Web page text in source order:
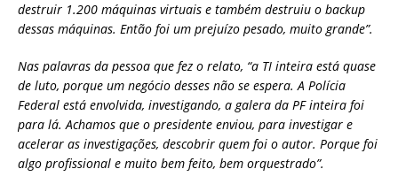
destruir 1.200 máquinas virtuais e também destruiu o backup
dessas máquinas. Então foi um prejuízo pesado, muito grande”.
Nas palavras da pessoa que fez o relato, “a TI inteira está quase
de luto, porque um negócio desses não se espera. A Polícia
Federal está envolvida, investigando, a galera da PF inteira foi
para lá. Achamos que o presidente enviou, para investigar e
acelerar as investigações, descobrir quem foi o autor. Porque foi
algo profissional e muito bem feito, bem orquestrado”.